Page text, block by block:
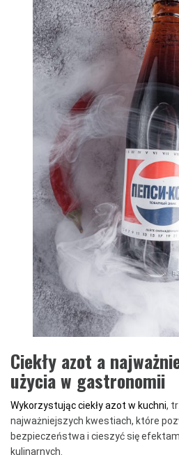
Ciekły azot a
użycia w gastronomii
Wykorzystując ciekły azot w kuchni,
najważniejszych kwestiach, które
bezpieczeństwa i cieszyć się
kulinarnych.